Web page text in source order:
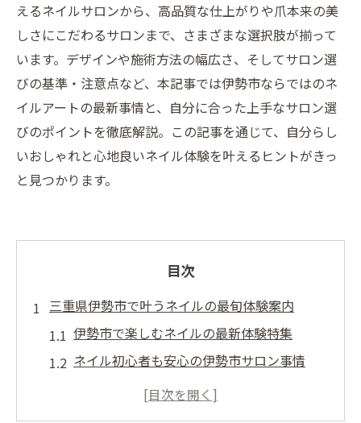
えるネイルサロンから、高品質な仕上がりや爪本来の美
しさにこだわるサロンまで、さまざまな選択肢が揃って
います。デザインや施術方法の幅広さ、そしてサロン選
びの基準・注意点など、本記事では伊勢市ならではのネ
イルアートの最新事情と、自分に合った上手なサロン選
びのポイントを徹底解説。この記事を通じて、自分らし
いおしゃれと心地良いネイル体験を叶えるヒントがきっ
と見つかります。
目次
三重県伊勢市で叶うネイルの最旬体験案内
伊勢市で楽しむネイルの最新体験特集
ネイル初心者も安心の伊勢市サロン事情
伊勢市ネイルで叶える季節感ある指先美